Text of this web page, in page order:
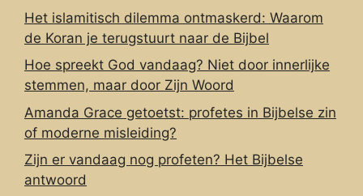
Het islamitisch dilemma ontmaskerd: Waarom
de Koran je terugstuurt naar de Bijbel
Hoe spreekt God vandaag? Niet door innerlijke
stemmen, maar door Zijn Woord
Amanda Grace getoetst: profetes in Bijbelse zin
of moderne misleiding?
Zijn er vandaag nog profeten? Het Bijbelse
antwoord